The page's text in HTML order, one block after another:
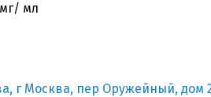
мл
г Москва, пер Оружейный, дом